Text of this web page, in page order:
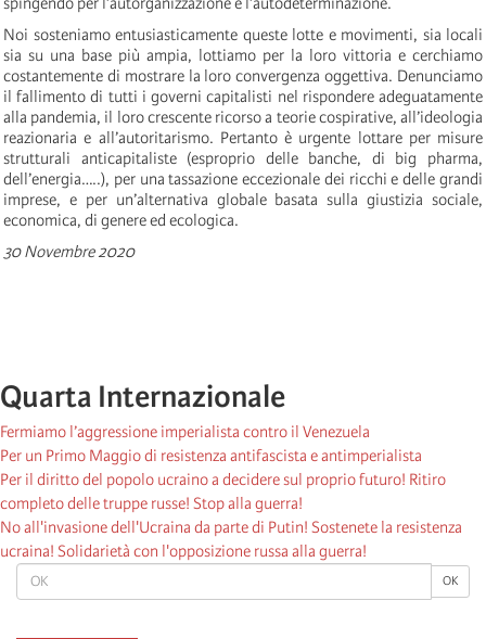
OK OK
Noi sosteniamo entusiasticamente queste lotte e movimenti, sia locali
sia su una base più ampia, lottiamo per la loro vittoria e cerchiamo
costantemente di mostrare la loro convergenza oggettiva. Denunciamo
il fallimento di tutti i governi capitalisti nel rispondere adeguatamente
alla pandemia, il loro crescente ricorso a teorie cospirative, all’ideologia
reazionaria e all’autoritarismo. Pertanto è urgente lottare per misure
strutturali anticapitaliste (esproprio delle banche, di big pharma,
dell’energia…..), per una tassazione eccezionale dei ricchi e delle grandi
imprese, e per un’alternativa globale basata sulla giustizia sociale,
economica, di genere ed ecologica.
30 Novembre 2020
Quarta Internazionale
Fermiamo l’aggressione imperialista contro il Venezuela
Per un Primo Maggio di resistenza antifascista e antimperialista
Per il diritto del popolo ucraino a decidere sul proprio futuro! Ritiro
completo delle truppe russe! Stop alla guerra!
No all'invasione dell'Ucraina da parte di Putin! Sostenete la resistenza
ucraina! Solidarietà con l'opposizione russa alla guerra!